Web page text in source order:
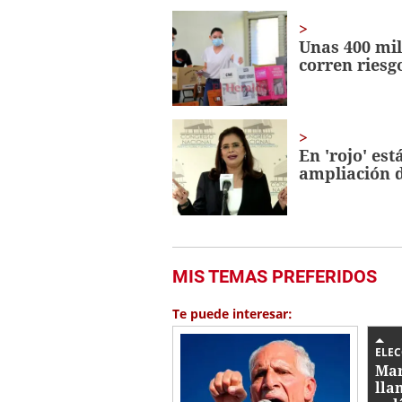
Unas 400
corren
En 'rojo'
ampliación
MIS TEMAS PREFERIDOS
Te puede interesar: